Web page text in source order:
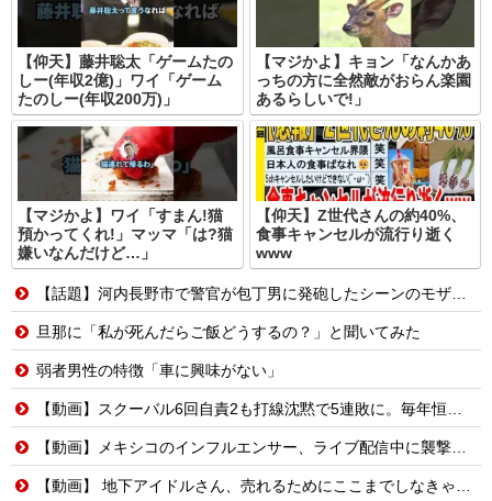
【仰天】藤井聡太「ゲームたの
しー(年収2億)」ワイ「ゲーム
たのしー(年収200万)」
【マジかよ】キョン「なんかあ
っちの方に全然敵がおらん楽園
あるらしいで!」
【マジかよ】ワイ「すまん!猫
預かってくれ!」マッマ「は?猫
嫌いなんだけど…」
【仰天】Z世代さんの約40%、
食事キャンセルが流行り逝く
www
【話題】河内長野市で警官が包丁男に発砲したシーンのモザ無し映像が公開される。
旦那に「私が死んだらご飯どうするの？」と聞いてみた
弱者男性の特徴「車に興味がない」
【動画】スクーバル6回自責2も打線沈黙で5連敗に。毎年恒例の苦しい時期に入るドジャースファン
【動画】メキシコのインフルエンサー、ライブ配信中に襲撃されて死亡。
【動画】 地下アイドルさん、売れるためにここまでしなきゃいけないと判明…………………